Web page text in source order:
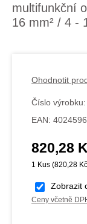
multifunkční
16 mm² / 4 -
Ohodnotit
Číslo výrobku:
EAN:
Běžná cena:
820,28
1 Kus (820,28
Zobrazit
Ceny včetně